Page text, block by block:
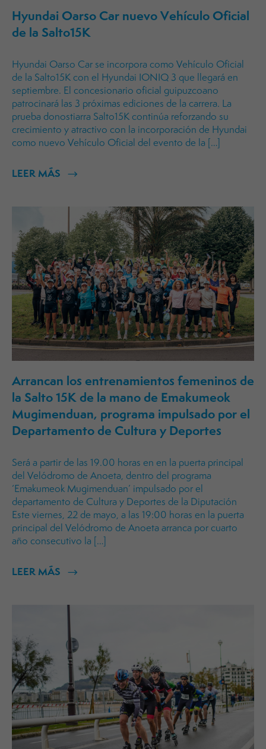
Hyundai Oarso Car nuevo Vehículo Oficial
de la Salto15K
Hyundai Oarso Car se incorpora como Vehículo Oficial
de la Salto15K con el Hyundai IONIQ 3 que llegará en
septiembre. El concesionario oficial guipuzcoano
patrocinará las 3 próximas ediciones de la carrera. La
prueba donostiarra Salto15K continúa reforzando su
crecimiento y atractivo con la incorporación de Hyundai
como nuevo Vehículo Oficial del evento de la […]
LEER MÁS
Arrancan los entrenamientos femeninos de
la Salto 15K de la mano de Emakumeok
Mugimenduan, programa impulsado por el
Departamento de Cultura y Deportes
Será a partir de las 19.00 horas en en la puerta principal
del Velódromo de Anoeta, dentro del programa
‘Emakumeok Mugimenduan’ impulsado por el
departamento de Cultura y Deportes de la Diputación
Este viernes, 22 de mayo, a las 19:00 horas en la puerta
principal del Velódromo de Anoeta arranca por cuarto
año consecutivo la […]
LEER MÁS